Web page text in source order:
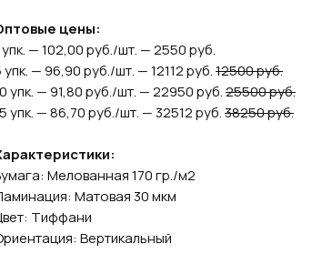
цены:
упк. — 102,00 руб./шт. — 2550 руб.
упк. — 96,90 руб./шт. — 12112 руб.12500 руб.
упк. — 91,80 руб./шт. — 22950 руб.25500 руб.
упк. — 86,70 руб./шт. — 32512 руб.38250 руб.
Мелованная 170 гр./м2
Матовая 30 мкм
Тиффани
Вертикальный